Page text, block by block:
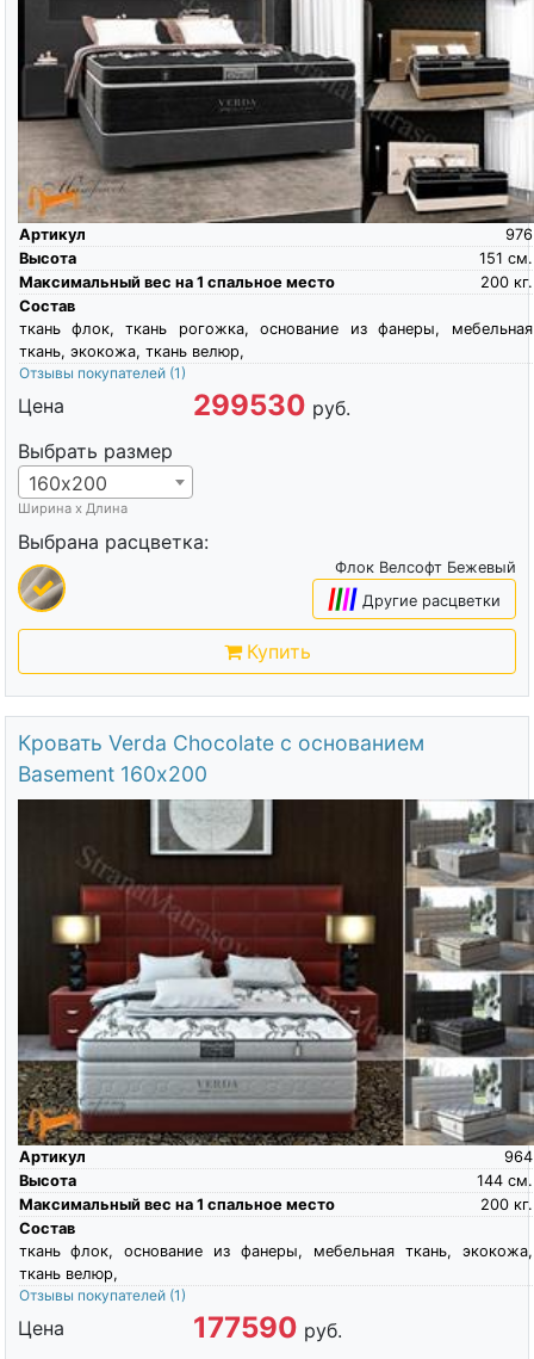
Артикул
976
Высота
см.
151
Максимальный вес на 1 спальное место
кг.
200
Состав
ткань флок, ткань рогожка, основание из фанеры, мебельная
ткань, экокожа, ткань велюр,
Отзывы покупателей (1)
Цена 299530 руб.
Выбрать размер
160х200
Ширина х Длина
Выбрана расцветка:
Флок Велсофт Бежевый
|||| Другие расцветки
Купить
Кровать Verda Chocolate с основанием
Basement 160х200
Артикул
964
Высота
см.
144
Максимальный вес на 1 спальное место
кг.
200
Состав
ткань флок, основание из фанеры, мебельная ткань, экокожа,
ткань велюр,
Отзывы покупателей (1)
Цена 177590 руб.